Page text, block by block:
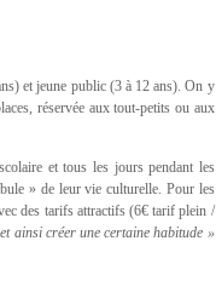
et jeune public (3 à 12 ans). On y
réservée aux tout-petits ou aux
et tous les jours pendant les
» de leur vie culturelle. Pour les
des tarifs attractifs (6€ tarif plein /
ainsi créer une certaine habitude »